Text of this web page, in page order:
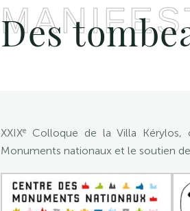
Des
XXIXe
Colloque de la Villa Kérylos,
Monuments nationaux et le soutien